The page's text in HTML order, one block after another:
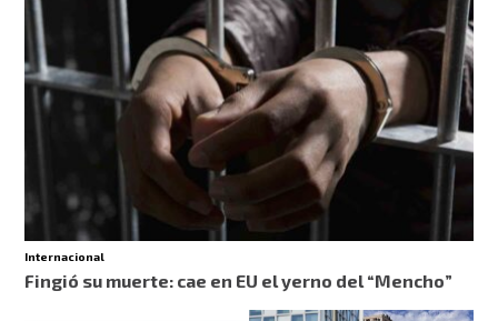
Internacional
Fingió su muerte: cae en EU el yerno del “Mencho”